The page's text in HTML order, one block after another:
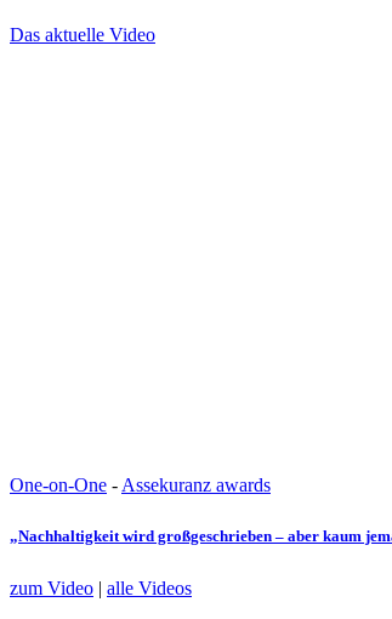
Das aktuelle Video
One-on-One -Assekuranz awards
„Nachhaltigkeit wird großgeschrieben – aber kaum
zum Video | alle Videos